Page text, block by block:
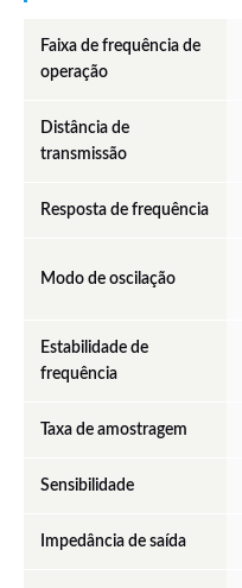
Faixa de frequência de
operação
Distância de
transmissão
Resposta de frequência
Modo de oscilação
Estabilidade de
frequência
Taxa de amostragem
Sensibilidade
Impedância de saída